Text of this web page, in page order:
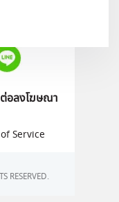
อลงโฆษณา
Service
RESERVED.